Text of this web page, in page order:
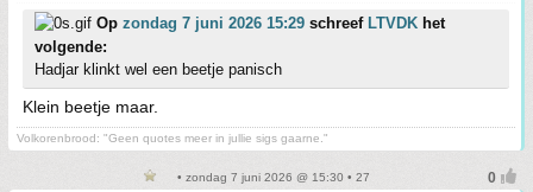
Op zondag 7 juni 2026 15:29 schreef LTVDK het
volgende:
Hadjar klinkt wel een beetje panisch
Klein beetje maar.
Volkorenbrood: "Geen quotes meer in jullie sigs gaarne."
• zondag 7 juni 2026 @ 15:30 • 27